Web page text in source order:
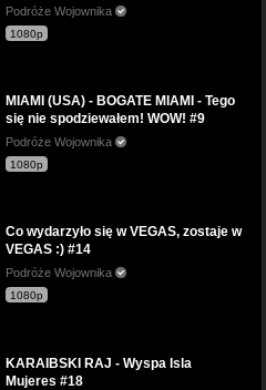
Podróże Wojownika
1080p
MIAMI (USA) - BOGATE MIAMI - Tego
się nie spodziewałem! WOW! #9
Podróże Wojownika
1080p
Co wydarzyło się w VEGAS, zostaje w
VEGAS :) #14
Podróże Wojownika
1080p
KARAIBSKI RAJ - Wyspa Isla
Mujeres #18